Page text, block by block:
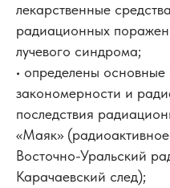
лекарственные
радиационных
лучевого синдрома;
• определены
закономерности и
последствия
«Маяк»
Восточно-Уральский
Карачаевский след);